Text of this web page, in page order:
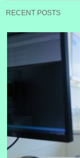
RECENT POSTS